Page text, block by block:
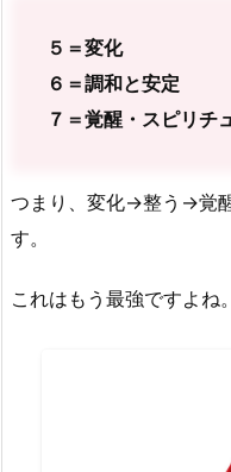
５＝変化
６＝調和と安定
７＝覚醒・スピリチ
つまり、変化→整う→覚
す。
これはもう最強ですよね。